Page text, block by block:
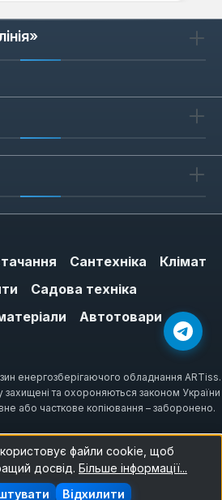
Сантехніка
Клімат
Садова техніка
Автотовари
енергозберігаючого обладнання ARTiss.
захищені та охороняються законом України
або часткове копіювання – заборонено.
файли cookie, щоб
досвід. Більше інформації...
Відхилити